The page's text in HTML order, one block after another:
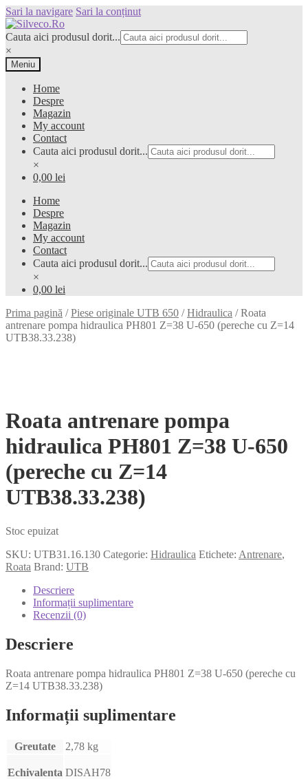
Sari la navigare Sari la conținut
Cauta aici produsul dorit...
×
Meniu
Home
Despre
Magazin
My account
Contact
Cauta aici produsul dorit...
×
0,00 lei
Home
Despre
Magazin
My account
Contact
Cauta aici produsul dorit...
×
0,00 lei
Prima pagină /Piese originale UTB 650 /Hidraulica /Roata
antrenare pompa hidraulica PH801 Z=38 U-650 (pereche cu Z=14
UTB38.33.238)
Roata antrenare pompa
hidraulica PH801 Z=38 U-650
(pereche cu Z=14
UTB38.33.238)
Stoc epuizat
SKU: UTB31.16.130 Categorie: Hidraulica Etichete: Antrenare,
Roata Brand: UTB
Descriere
Informații suplimentare
Recenzii (0)
Descriere
Roata antrenare pompa hidraulica PH801 Z=38 U-650 (pereche cu
Z=14 UTB38.33.238)
Informații suplimentare
Greutate 2,78 kg
Echivalenta DISAH78